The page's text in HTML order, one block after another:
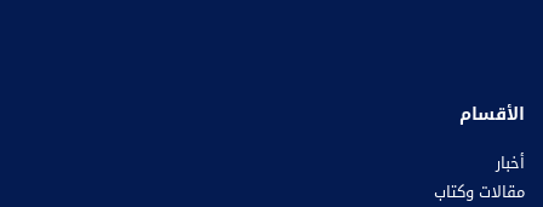
الأقسام
أخبار
مقالات وكتاب